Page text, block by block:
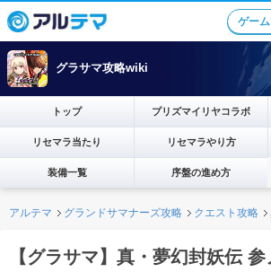
ゲー
グラサマ攻略wiki
トップ プリズマイリヤコラボ
リセマラ当たり リセマラやり方
装備一覧 序盤の進め方
アルテマ グランドサマナーズ攻略 クエスト攻略
【グラサマ】真・夢幻封妖伝